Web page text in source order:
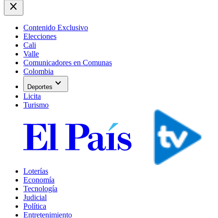
close
Contenido Exclusivo
Elecciones
Cali
Valle
Comunicadores en Comunas
Colombia
Deportes expand_more
Licita
Turismo
Loterías
Economía
Tecnología
Judicial
Política
Entretenimiento